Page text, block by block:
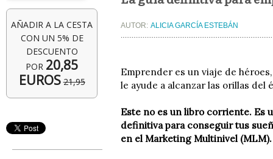
AÑADIR A LA CESTA
CON UN 5% DE
DESCUENTO
POR 20,85
EUROS 21,95
AUTOR: ALICIA GARCÍA ESTEBÁN
Emprender es un viaje de
le ayude a alcanzar las orillas del
Este no es un libro corriente. Es
definitiva para conseguir tus
en el Marketing Multinivel (MLM).